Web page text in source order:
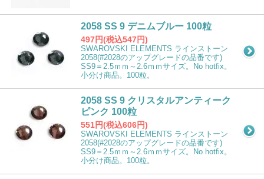
2058 SS 9 デニムブルー 100粒
497円(税込547円)
SWAROVSKI ELEMENTS ラインストーン
2058(#2028のアップグレードの品番です)
SS9＝2.5ｍｍ～2.6ｍｍサイズ。No hotfix。
小分け商品。100粒。
2058 SS 9 クリスタルアンティーク
ピンク 100粒
551円(税込606円)
SWAROVSKI ELEMENTS ラインストーン
2058(#2028のアップグレードの品番です)
SS9＝2.5ｍｍ～2.6ｍｍサイズ。No hotfix。
小分け商品。100粒。